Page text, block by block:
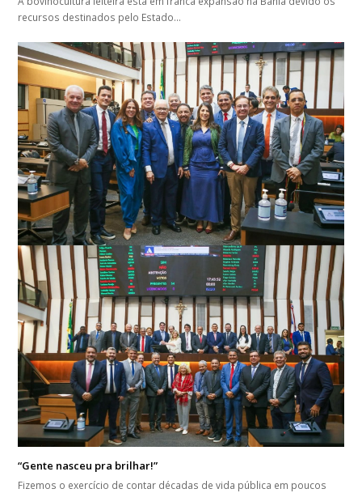
recursos destinados pelo Estado…
“Gente nasceu pra brilhar!”
Fizemos o exercício de contar décadas de vida pública em poucos